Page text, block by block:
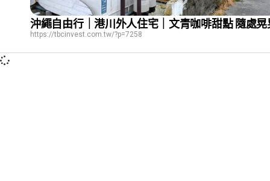
沖繩自由行｜港川外人住宅｜文青咖啡甜點 隨處晃
https://tbcinvest.com.tw/?p=7258